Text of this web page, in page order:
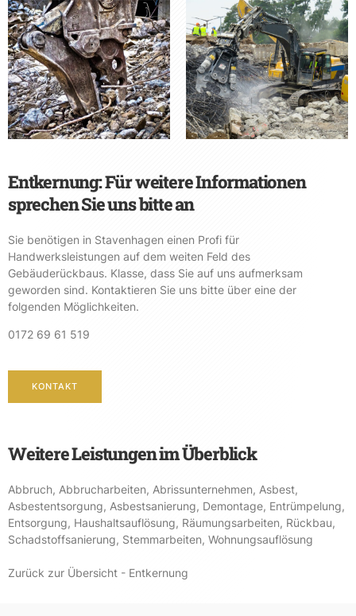
Entkernung: Für weitere Informationen
sprechen Sie uns bitte an
Sie benötigen in Stavenhagen einen Profi für
Handwerksleistungen auf dem weiten Feld des
Gebäuderückbaus. Klasse, dass Sie auf uns aufmerksam
geworden sind. Kontaktieren Sie uns bitte über eine der
folgenden Möglichkeiten.
0172 69 61 519
KONTAKT
Weitere Leistungen im Überblick
Abbruch, Abbrucharbeiten, Abrissunternehmen, Asbest,
Asbestentsorgung, Asbestsanierung, Demontage, Entrümpelung,
Entsorgung, Haushaltsauflösung, Räumungsarbeiten, Rückbau,
Schadstoffsanierung, Stemmarbeiten, Wohnungsauflösung
Zurück zur Übersicht - Entkernung